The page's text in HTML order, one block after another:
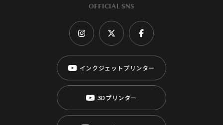
OFFICIAL SNS
インクジェットプリンター
3Dプリンター